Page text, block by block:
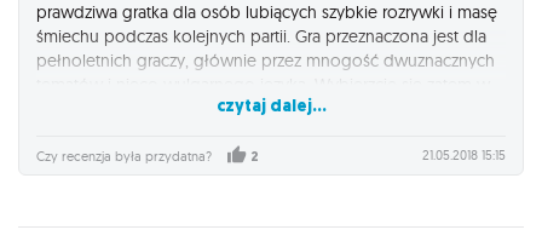
prawdziwa gratka dla osób lubiących szybkie rozrywki i masę
śmiechu podczas kolejnych partii. Gra przeznaczona jest dla
pełnoletnich graczy, głównie przez mnogość dwuznacznych
świat straszliwych dylematów, gdzie żaden wybór nie jest
Gra jest niesztampową grą moralną, która zmusza do
będziecie musieli usiąść w grupie od 4 do 15 osób, a
czytaj dalej...
Czy recenzja była przydatna? 2 21.05.2018 15:15